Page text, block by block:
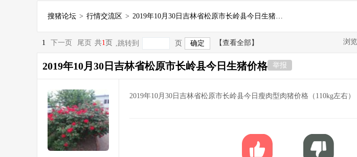
搜猪论坛 > 行情交流区 > 2019年10月30日吉林省松原市长岭县今日生猪价格
1 下一页 尾页 共1 页 ,跳转到 页 【查看全部】 浏
2019年10月30日吉林省松原市长岭县今日生猪价格 举报
2019年10月30日吉林省松原市长岭县今日瘦肉型肉猪价格（110kg左右）